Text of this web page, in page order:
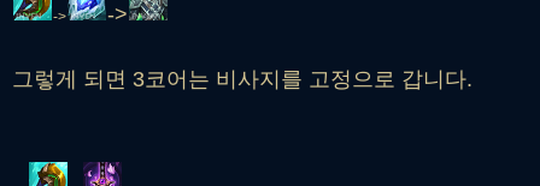
-> ->
그렇게 되면 3코어는 비사지를 고정으로 갑니다.